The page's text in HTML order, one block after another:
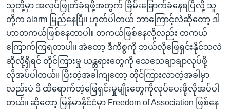
သူတို့မှာ အလုပ်ဖြုတ်ခံရဖို့အတွက် ခြိမ်းခြောက်ခံနေရပြီလို့ သူ
တို့က alarm မြည်နေပြီ။ ဟုတ်ပါတယ် ဘာကြောင့်လဲဆိုတော့ ဒါ
ဟာတကယ်ဖြစ်နေတာပါ။ တကယ်ဖြစ်နေလို့လည်း တကယ်
ကြောက်ကြရတာပါ။ အဲတော့ ဒီကိစ္စကို ဘယ်လိုဖြေရှင်းနိုင်သလဲ
ဆိုလို့ရှိရင် တိုင်ကြားမှု ယန္တရားတွေကို သေသေချာချာလုပ်ဖို့
လိုအပ်ပါတယ်။ ပြီးတဲ့အခါကျတော့ တိုင်ကြားလာတဲ့အခါမှာ
လည်းပဲ ဒီ ထိရောက်တဲ့ဖြေရှင်းမှုမျိုးတွေကိုလုပ်ပေးဖို့လိုအပ်ပါ
တယ်။ ဆိုတော့ မြန်မာနိုင်ငံမှာ Freedom of Association ဖြစ်နေ